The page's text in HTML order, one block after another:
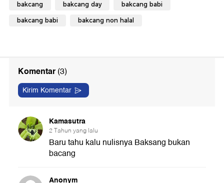
bakcang bakcang day bakcang babi
bakcang babi bakcang non halal